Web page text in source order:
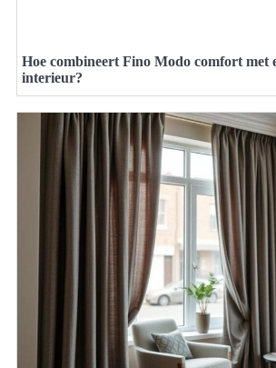
Hoe combineert Fino Modo comfort met
interieur?